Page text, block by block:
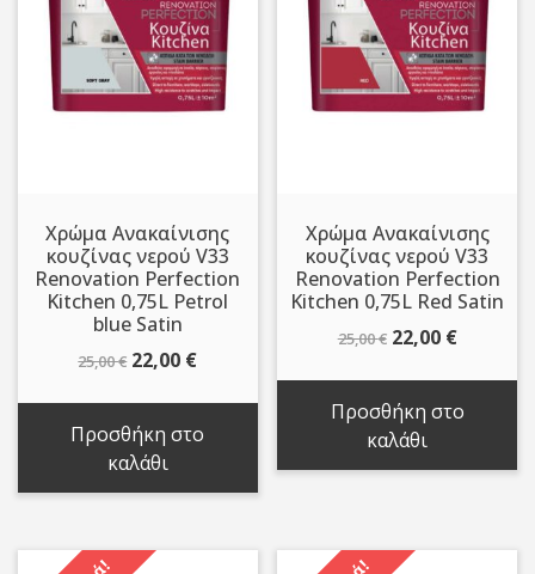
Χρώμα Ανακαίνισης
κουζίνας νερού V33
Renovation Perfection
Kitchen 0,75L Petrol
blue Satin
25,00€ Original
25,00 €.
22,00 €Η
τρέχουσα
είναι:
Προσθήκη στο
καλάθι
Χρώμα Ανακαίνισης
κουζίνας νερού V33
Renovation Perfection
Kitchen 0,75L Red Satin
25,00€ Original
25,00 €.
22,00 €Η
είναι:
Προσθήκη στο
καλάθι